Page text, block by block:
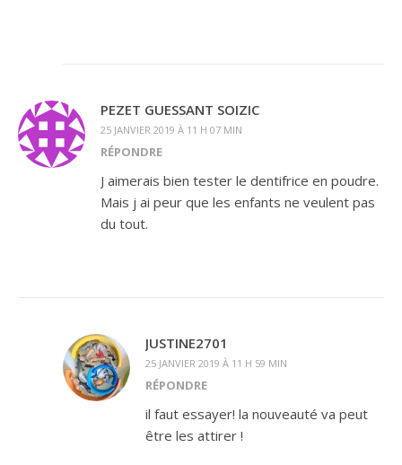
PEZET GUESSANT SOIZIC
25 JANVIER 2019 À 11 H 07 MIN
RÉPONDRE
J aimerais bien tester le dentifrice en poudre.
Mais j ai peur que les enfants ne veulent pas
du tout.
JUSTINE2701
25 JANVIER 2019 À 11 H 59 MIN
RÉPONDRE
il faut essayer! la nouveauté va peut
être les attirer !